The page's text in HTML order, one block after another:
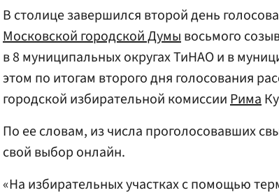
В столице завершился второй день
Московской городской Думывосьмого
в 8 муниципальных округах ТиНАО и в
этом по итогам второго дня голосования
городской избирательной комиссииРима
По ее словам, из числа проголосовавших
свой выбор онлайн.
«На избирательных участках с помощью